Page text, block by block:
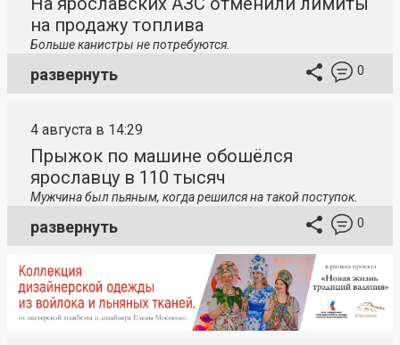
на продажу топлива
Больше канистры не потребуются.
развернуть 0
4 августа в 14:29
Прыжок по машине обошёлся
ярославцу в 110 тысяч
Мужчина был пьяным, когда решился на такой поступок.
развернуть 0